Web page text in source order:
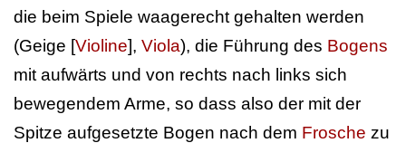
die beim Spiele waagerecht gehalten werden
(Geige [Violine], Viola), die Führung des Bogens
mit aufwärts und von rechts nach links sich
bewegendem Arme, so dass also der mit der
Spitze aufgesetzte Bogen nach dem Frosche zu